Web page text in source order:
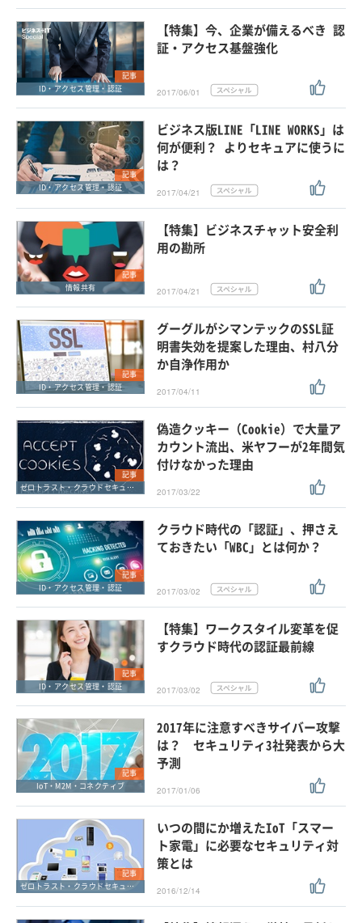
記事
ID・アクセス管理・認証
【特集】今、企業が備えるべき 認
証・アクセス基盤強化
2017/06/01
記事
ID・アクセス管理・認証
ビジネス版LINE「LINE WORKS」は
何が便利？ よりセキュアに使うに
は？
2017/04/21
記事
情報共有
【特集】ビジネスチャット安全利
用の勘所
2017/04/21
記事
ID・アクセス管理・認証
グーグルがシマンテックのSSL証
明書失効を提案した理由、村八分
か自浄作用か
2017/04/11
記事
ゼロトラスト・クラウドセキュリティ・SASE
偽造クッキー（Cookie）で大量ア
カウント流出、米ヤフーが2年間気
付けなかった理由
2017/03/22
記事
ID・アクセス管理・認証
クラウド時代の「認証」、押さえ
ておきたい「WBC」とは何か？
2017/03/02
記事
ID・アクセス管理・認証
【特集】ワークスタイル変革を促
すクラウド時代の認証最前線
2017/03/02
記事
IoT・M2M・コネクティブ
2017年に注意すべきサイバー攻撃
は？ セキュリティ3社発表から大
予測
2017/01/06
記事
ゼロトラスト・クラウドセキュリティ・SASE
いつの間にか増えたIoT「スマー
ト家電」に必要なセキュリティ対
策とは
2016/12/14